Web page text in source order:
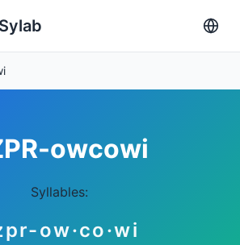
owcowi
Syllables:
ow·co·wi